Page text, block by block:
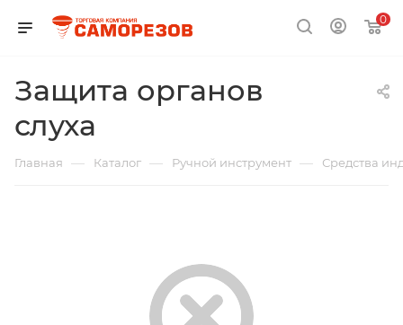
0
Защита органов
слуха
Главная — Каталог — Ручной инструмент — Средства